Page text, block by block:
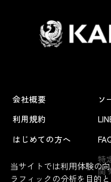
会社概要
利用規約
はじめての方へ
ソ
特
関
当サイトでは利用体験の
ラフィックの分析を目的